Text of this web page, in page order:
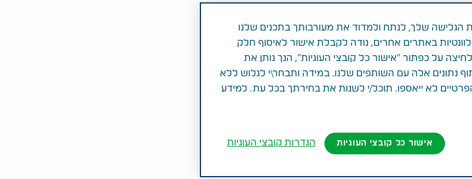
הגלישה שלך, לנתח ולמדוד את מעורבותך בתכנים שלנו
באתרים אחרים, נודה לקבלת אישור לאיסוף חלק
על כפתור "אישור כל קובצי העוגיות", הנך נותן את
נתונים אלה עם השותפים שלנו. במידה ותבחר\י לגלוש ללא
לא ייאספו. תוכל/י לשנות את בחירתך בכל עת. למידע
אישור כל קובצי העוגיות הגדרות קובצי העוגיות